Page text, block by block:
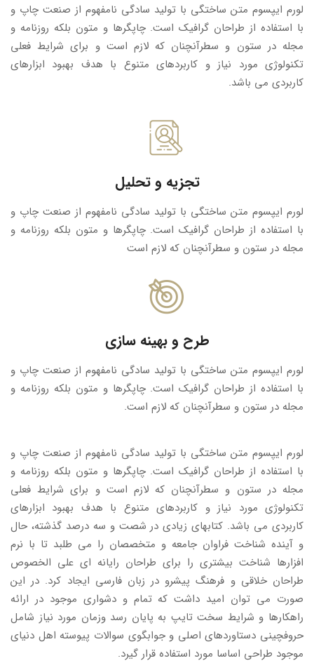
لورم ایپسوم متن ساختگی با تولید سادگی نامفهوم از صنعت چاپ و
با استفاده از طراحان گرافیک است. چاپگرها و متون بلکه روزنامه و
مجله در ستون و سطرآنچنان که لازم است و برای شرایط فعلی
تکنولوژی مورد نیاز و کاربردهای متنوع با هدف بهبود ابزارهای
کاربردی می باشد.
تجزیه و تحلیل
لورم ایپسوم متن ساختگی با تولید سادگی نامفهوم از صنعت چاپ و
با استفاده از طراحان گرافیک است. چاپگرها و متون بلکه روزنامه و
مجله در ستون و سطرآنچنان که لازم است
طرح و بهینه سازی
لورم ایپسوم متن ساختگی با تولید سادگی نامفهوم از صنعت چاپ و
با استفاده از طراحان گرافیک است. چاپگرها و متون بلکه روزنامه و
مجله در ستون و سطرآنچنان که لازم است.
لورم ایپسوم متن ساختگی با تولید سادگی نامفهوم از صنعت چاپ و
با استفاده از طراحان گرافیک است. چاپگرها و متون بلکه روزنامه و
مجله در ستون و سطرآنچنان که لازم است و برای شرایط فعلی
تکنولوژی مورد نیاز و کاربردهای متنوع با هدف بهبود ابزارهای
کاربردی می باشد. کتابهای زیادی در شصت و سه درصد گذشته، حال
و آینده شناخت فراوان جامعه و متخصصان را می طلبد تا با نرم
افزارها شناخت بیشتری را برای طراحان رایانه ای علی الخصوص
طراحان خلاقی و فرهنگ پیشرو در زبان فارسی ایجاد کرد. در این
صورت می توان امید داشت که تمام و دشواری موجود در ارائه
راهکارها و شرایط سخت تایپ به پایان رسد وزمان مورد نیاز شامل
حروفچینی دستاوردهای اصلی و جوابگوی سوالات پیوسته اهل دنیای
موجود طراحی اساسا مورد استفاده قرار گیرد.